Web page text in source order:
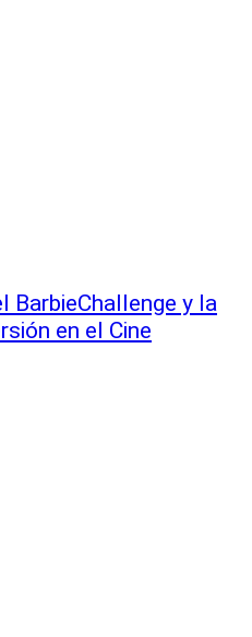
BarbieChallenge y la
en el Cine